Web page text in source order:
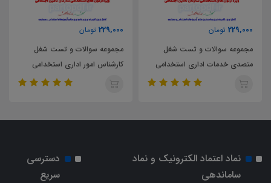
229,000 تومان
مجموعه سوالات و تست شغل
متصدی خدمات اداری استخدامی
سازمان تامین اجتماعی
229,000 تومان
مجموعه سوالات و تست شغل
کارشناس امور اداری استخدامی
سازمان تامین اجتماعی
نماد اعتماد الکترونیک و نماد
ساماندهی
دسترسی
سریع